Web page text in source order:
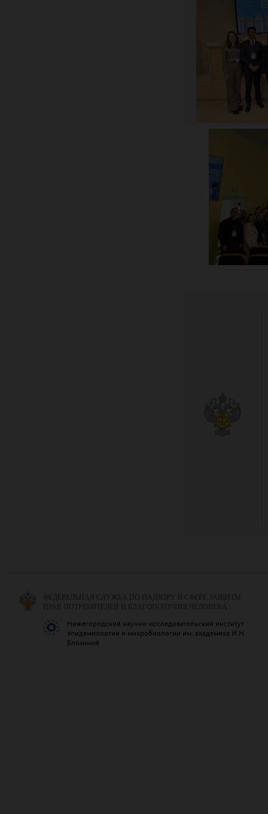
ФЕДЕРАЛЬНАЯ СЛУЖБА ПО НАДЗОРУ В СФЕРЕ ЗАЩИТЫ
ПРАВ ПОТРЕБИТЕЛЕЙ И БЛАГОПОЛУЧИЯ ЧЕЛОВЕКА
Нижегородский научно-исследовательский институт
эпидемиологии и микробиологии им. академика И.Н.
Блохиной